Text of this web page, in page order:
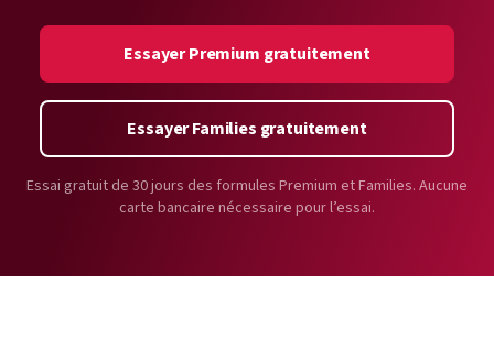
Essayer Premium gratuitement
Essayer Families gratuitement
Essai gratuit de 30 jours des formules Premium et Families. Aucune
carte bancaire nécessaire pour l’essai.